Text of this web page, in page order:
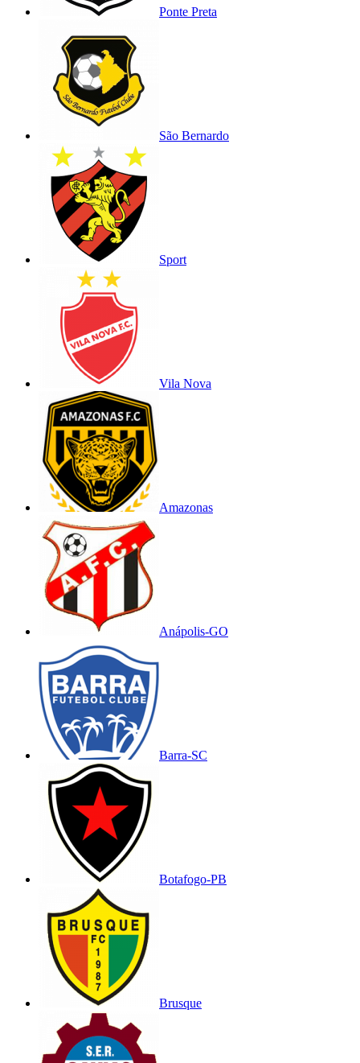
Ponte Preta
São Bernardo
Sport
Vila Nova
Amazonas
Anápolis-GO
Barra-SC
Botafogo-PB
Brusque